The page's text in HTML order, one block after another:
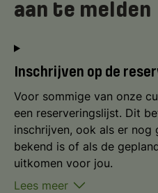
aan te melden
Inschrijven op de
Voor sommige van onze
een reserveringslijst. Dit
inschrijven, ook als er nog
bekend is of als de
uitkomen voor jou.
Lees meer